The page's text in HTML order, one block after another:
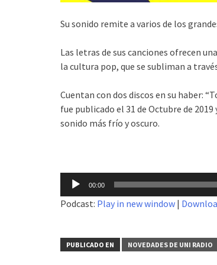
Su sonido remite a varios de los
Las letras de sus canciones ofrecen
la cultura pop, que se subliman a
Cuentan con dos discos en su haber:
fue publicado el 31 de Octubre de
sonido más frío y oscuro.
Reproductor
audio
00:00
Podcast: Play in new window |
PUBLICADO EN NOVEDADES DE UNI RADIO